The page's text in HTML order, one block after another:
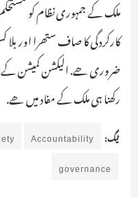
ملک کے جمہوری نظام کو
کارکردگی کا صاف ستھرا اور بلا
ضروری ھے. الیکشن کمیشن کے
رکھنا ہی ملک کے مفاد میں ھے.
ٹیگ: Accountability
governance